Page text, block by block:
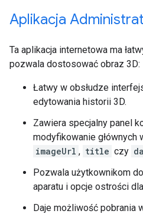
Aplikacja
Ta aplikacja internetowa ma
pozwala dostosować obraz 3D:
Łatwy w obsłudze
edytowania historii 3D.
Zawiera specjalny panel
modyfikowanie głównych
imageUrl , title czy
Pozwala użytkownikom
aparatu i opcje ostrości
Daje możliwość pobrania